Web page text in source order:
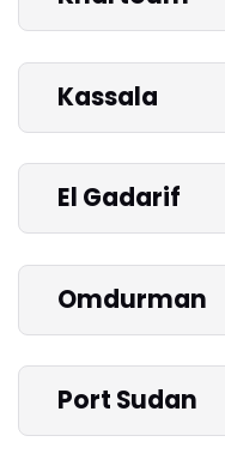
Kassala
El Gadarif
Omdurman
Port Sudan